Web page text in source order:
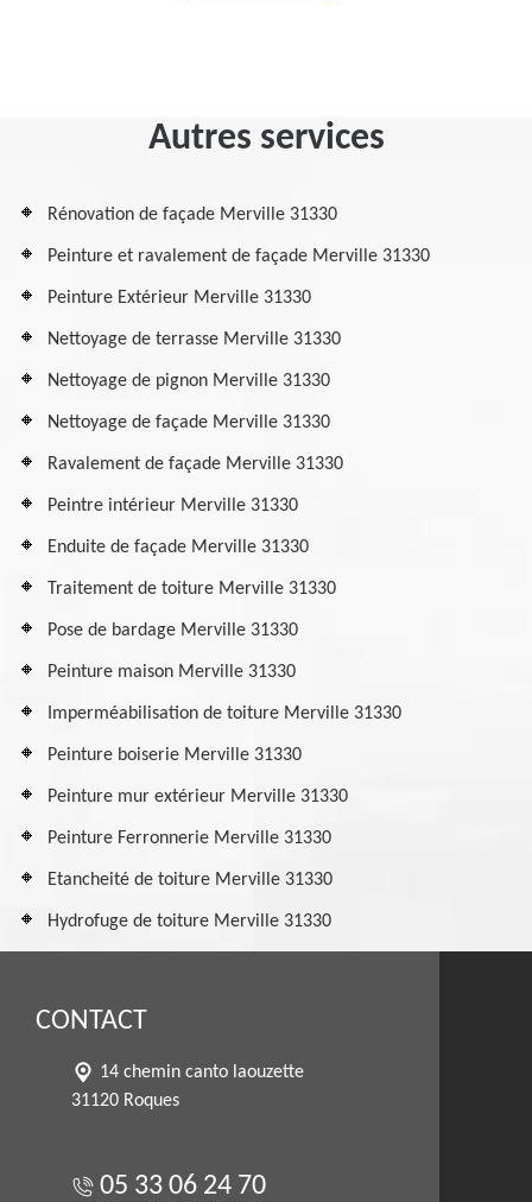
Autres services
Rénovation de façade Merville 31330
Peinture et ravalement de façade Merville 31330
Peinture Extérieur Merville 31330
Nettoyage de terrasse Merville 31330
Nettoyage de pignon Merville 31330
Nettoyage de façade Merville 31330
Ravalement de façade Merville 31330
Peintre intérieur Merville 31330
Enduite de façade Merville 31330
Traitement de toiture Merville 31330
Pose de bardage Merville 31330
Peinture maison Merville 31330
Imperméabilisation de toiture Merville 31330
Peinture boiserie Merville 31330
Peinture mur extérieur Merville 31330
Peinture Ferronnerie Merville 31330
Etancheité de toiture Merville 31330
Hydrofuge de toiture Merville 31330
CONTACT
14 chemin canto laouzette
31120 Roques
05 33 06 24 70